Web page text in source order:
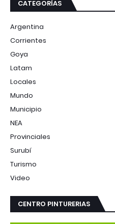
CATEGORÍAS
Argentina
Corrientes
Goya
Latam
Locales
Mundo
Municipio
NEA
Provinciales
Surubí
Turismo
Video
CENTRO PINTURERIAS